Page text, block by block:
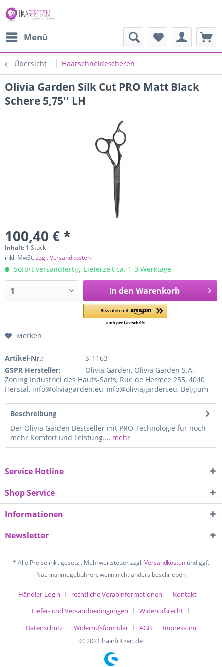
Menü
Übersicht Haarschneidescheren
Olivia Garden Silk Cut PRO Matt Black
Schere 5,75'' LH
100,40 € *
Inhalt: 1 Stück
inkl. MwSt.zzgl. Versandkosten
Sofort versandfertig, Lieferzeit ca. 1-3 Werktage
In den Warenkorb
Merken
Artikel-Nr.:
S-1163
GSPR Hersteller:
Olivia Garden, Olivia Garden S.A.
Zoning Industriel des Hauts-Sarts, Rue de Hermee 255, 4040
Herstal, info@oliviagarden.eu, info@oliviagarden.eu, Belgium
Beschreibung
Der Olivia Garden Bestseller mit PRO Technologie für noch
mehr Komfort und Leistung.... mehr
Service Hotline
Shop Service
Informationen
Newsletter
* Alle Preise inkl. gesetzl. Mehrwertsteuer zzgl.Versandkosten und ggf.
Nachnahmegebühren, wenn nicht anders beschrieben
Händler-Login rechtliche Vorabinformationen
Kontakt
Liefer- und Versandbedingungen
Widerrufsrecht
Datenschutz
Widerrufsformular AGB
Impressum
© 2021 haarfritzen.de